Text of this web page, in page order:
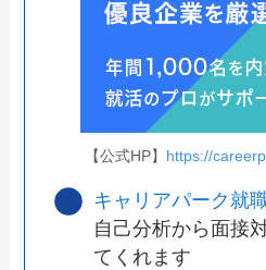
【公式HP】 https://
キャリアパーク就
自己分析から面接
てくれます